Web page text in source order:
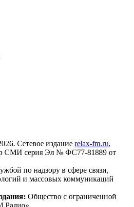
Сетевое издание relax-fm.ru,
СМИ серия Эл № ФС77-81889 от
по надзору в сфере связи,
и массовых коммуникаций
Общество с ограниченной
Радио».